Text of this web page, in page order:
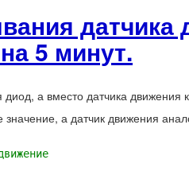
5 минут.
а вместо датчика движения
а датчик движения